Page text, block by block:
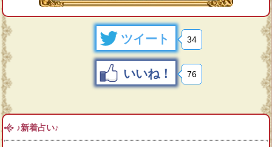
ツイート 34
いいね！ 76
♪新着占い♪